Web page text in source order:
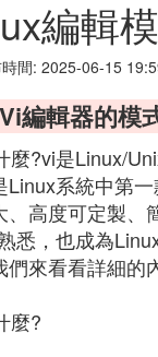
編輯
間: 2025-06-15
編輯器的模
麼?vi是Linux/
Linux系統中第
高度可定製、
悉，也成為
來看看詳細的
麼?